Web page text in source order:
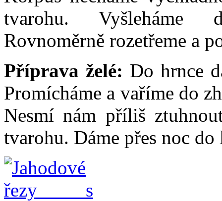
tvarohu. Vyšleháme
Rovnoměrně rozetřeme a
Příprava želé: Do hrnce
Promícháme a vaříme do
Nesmí nám příliš
tvarohu. Dáme přes noc